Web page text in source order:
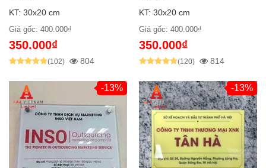
KT: 30x20 cm
Giá gốc: 400.000₫
350.000₫
(102) 804
KT: 30x20 cm
Giá gốc: 400.000₫
350.000₫
(120) 814
-13% -13%